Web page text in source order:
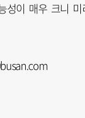
성이 매우 크니 미